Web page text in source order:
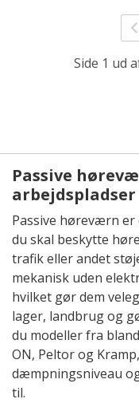
Side 1 ud
Passive
arbejdspladser
Passive høreværn
du skal beskytte
trafik eller andet
mekanisk uden
hvilket gør dem
lager, landbrug og
du modeller fra
ON, Peltor og
dæmpningsniveau
til.